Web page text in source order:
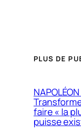
PLUS DE
faire « la
puisse